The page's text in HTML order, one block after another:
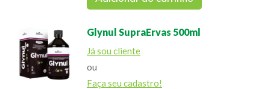
Glynul SupraErvas 500ml
Já sou cliente
ou
Faça seu cadastro!